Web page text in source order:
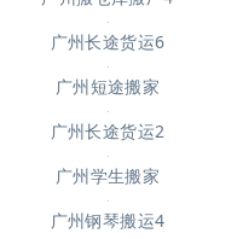
广州起重吊装6
广州吊装起重7